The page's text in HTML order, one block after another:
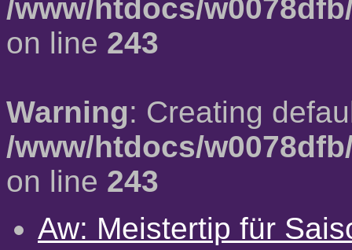
/www/htdocs/
on line 243
Warning: Creating
/www/htdocs/
on line 243
Aw: Meistertip für